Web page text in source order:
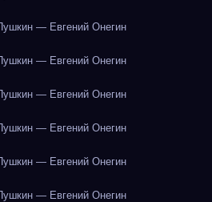
— Евгений Онегин
— Евгений Онегин
— Евгений Онегин
— Евгений Онегин
— Евгений Онегин
— Евгений Онегин